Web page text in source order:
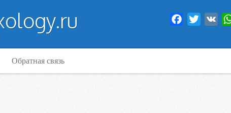
Facebook
Twitter VK
Обратная связь